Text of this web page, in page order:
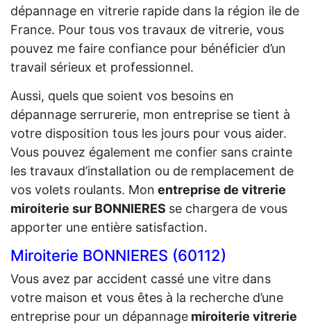
dépannage en vitrerie rapide dans la région ile de
France. Pour tous vos travaux de vitrerie, vous
pouvez me faire confiance pour bénéficier d’un
travail sérieux et professionnel.
Aussi, quels que soient vos besoins en
dépannage serrurerie, mon entreprise se tient à
votre disposition tous les jours pour vous aider.
Vous pouvez également me confier sans crainte
les travaux d’installation ou de remplacement de
vos volets roulants. Mon entreprise de vitrerie
miroiterie sur BONNIERES se chargera de vous
apporter une entière satisfaction.
Miroiterie BONNIERES (60112)
Vous avez par accident cassé une vitre dans
votre maison et vous êtes à la recherche d’une
entreprise pour un dépannage miroiterie vitrerie